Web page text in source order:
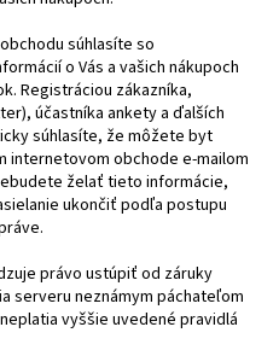
súhlasíte so
o Vás a vašich nákupoch
Registráciou zákazníka,
účastníka ankety a ďalších
súhlasíte, že môžete byt
internetovom obchode e-mailom
želať tieto informácie,
ukončiť podľa postupu
právo ustúpiť od záruky
serveru neznámym páchateľom
vyššie uvedené pravidlá